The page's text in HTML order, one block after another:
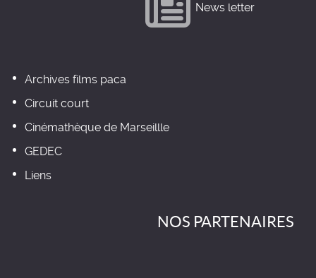
News letter
Archives films paca
Circuit court
Cinémathèque de Marseillle
GEDEC
Liens
NOS PARTENAIRES